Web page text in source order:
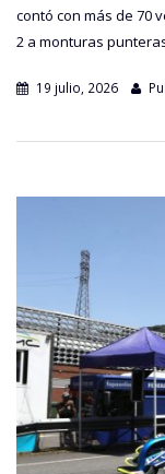
contó con más de 70
2 a monturas
19 julio, 2026